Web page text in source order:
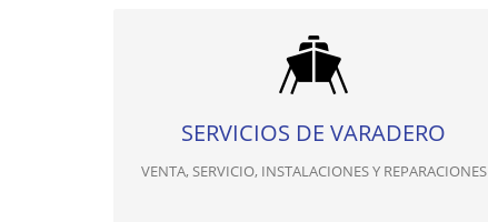
SERVICIOS DE VARADERO
VENTA, SERVICIO, INSTALACIONES Y REPARACIONES